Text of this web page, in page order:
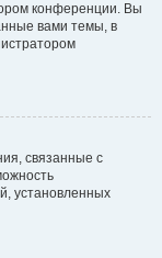
конференции. Вы
вами темы, в
связанные с
установленных